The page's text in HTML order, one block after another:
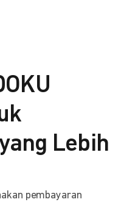
Lebih
pembayaran